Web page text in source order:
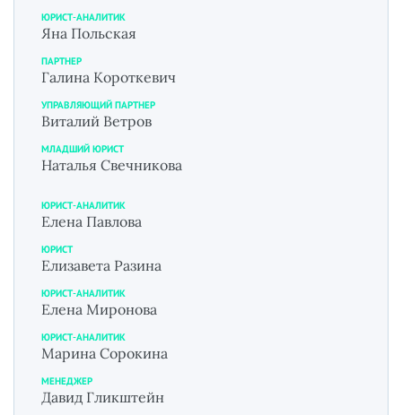
ЮРИСТ-АНАЛИТИК
Яна Польская
ПАРТНЕР
Галина Короткевич
УПРАВЛЯЮЩИЙ ПАРТНЕР
Виталий Ветров
МЛАДШИЙ ЮРИСТ
Наталья Свечникова
ЮРИСТ-АНАЛИТИК
Елена Павлова
ЮРИСТ
Елизавета Разина
ЮРИСТ-АНАЛИТИК
Елена Миронова
ЮРИСТ-АНАЛИТИК
Марина Сорокина
МЕНЕДЖЕР
Давид Гликштейн